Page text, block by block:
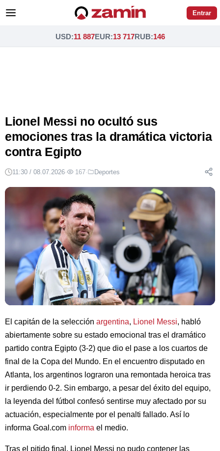
Entrar
USD:11 887EUR:13 717RUB:146
Lionel Messi no ocultó sus
emociones tras la dramática victoria
contra Egipto
11:30 / 08.07.2026· 167· Deportes
El capitán de la selección argentina, Lionel Messi, habló
abiertamente sobre su estado emocional tras el dramático
partido contra Egipto (3-2) que dio el pase a los cuartos de
final de la Copa del Mundo. En el encuentro disputado en
Atlanta, los argentinos lograron una remontada heroica tras
ir perdiendo 0-2. Sin embargo, a pesar del éxito del equipo,
la leyenda del fútbol confesó sentirse muy afectado por su
actuación, especialmente por el penalti fallado. Así lo
informa Goal.com informa el medio.
Tras el pitido final, Lionel Messi no pudo contener las